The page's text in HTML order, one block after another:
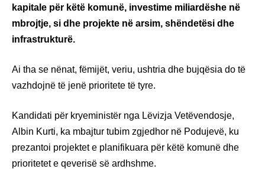
kapitale për këtë komunë, investime miliardëshe në
mbrojtje, si dhe projekte në arsim, shëndetësi dhe
infrastrukturë.
Ai tha se nënat, fëmijët, veriu, ushtria dhe bujqësia do të
vazhdojnë të jenë prioritete të tyre.
Kandidati për kryeministër nga Lëvizja Vetëvendosje,
Albin Kurti, ka mbajtur tubim zgjedhor në Podujevë, ku
prezantoi projektet e planifikuara për këtë komunë dhe
prioritetet e qeverisë së ardhshme.